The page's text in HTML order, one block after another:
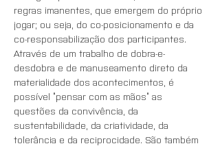
regras imanentes, que emergem do próprio
jogar; ou seja, do co-posicionamento e da
co-responsabilização dos participantes.
Através de um trabalho de dobra-e-
desdobra e de manuseamento direto da
materialidade dos acontecimentos, é
possível “pensar com as mãos” as
questões da convivência, da
sustentabilidade, da criatividade, da
tolerância e da reciprocidade. São também